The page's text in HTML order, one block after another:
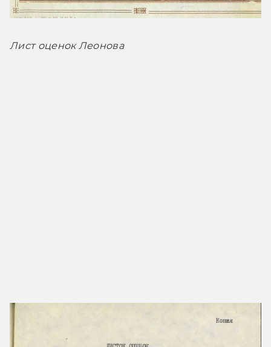
Лист оценок Леонова